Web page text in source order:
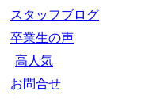
スタッフブログ
卒業生の声
高人気
お問合せ